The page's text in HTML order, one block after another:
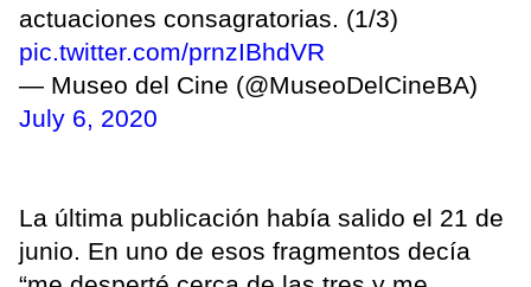
actuaciones consagratorias. (1/3)
pic.twitter.com/prnzIBhdVR
— Museo del Cine (@MuseoDelCineBA)
July 6, 2020
La última publicación había salido el 21 de
junio. En uno de esos fragmentos decía